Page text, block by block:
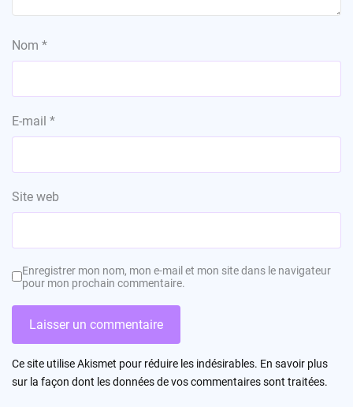
Nom *
E-mail *
Site web
Enregistrer mon nom, mon e-mail et mon site dans le navigateur
pour mon prochain commentaire.
Ce site utilise Akismet pour réduire les indésirables. En savoir plus
sur la façon dont les données de vos commentaires sont traitées.